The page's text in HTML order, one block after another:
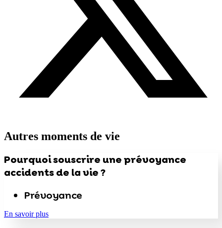
Autres moments de vie
Pourquoi souscrire une prévoyance
accidents de la vie ?
Prévoyance
En savoir plus